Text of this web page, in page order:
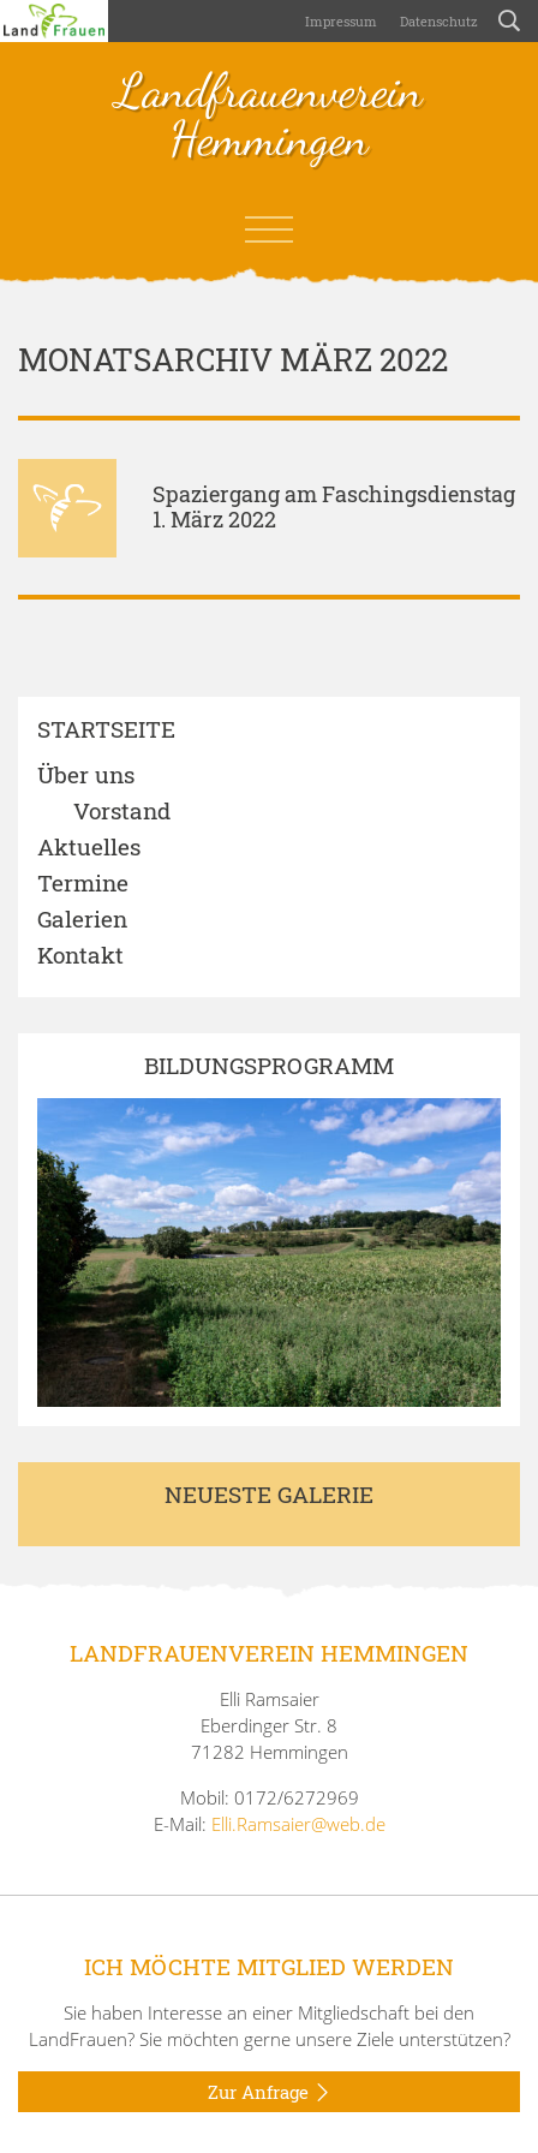
Impressum Datenschutz
Landfrauenverein
Hemmingen
MONATSARCHIV MÄRZ 2022
Spaziergang am Faschingsdienstag
1. März 2022
STARTSEITE
Über uns
Vorstand
Aktuelles
Termine
Galerien
Kontakt
BILDUNGSPROGRAMM
NEUESTE GALERIE
LANDFRAUENVEREIN HEMMINGEN
Elli Ramsaier
Eberdinger Str. 8
71282 Hemmingen
Mobil: 0172/6272969
E-Mail: Elli.Ramsaier@web.de
ICH MÖCHTE MITGLIED WERDEN
Sie haben Interesse an einer Mitgliedschaft bei den
LandFrauen? Sie möchten gerne unsere Ziele unterstützen?
Zur Anfrage